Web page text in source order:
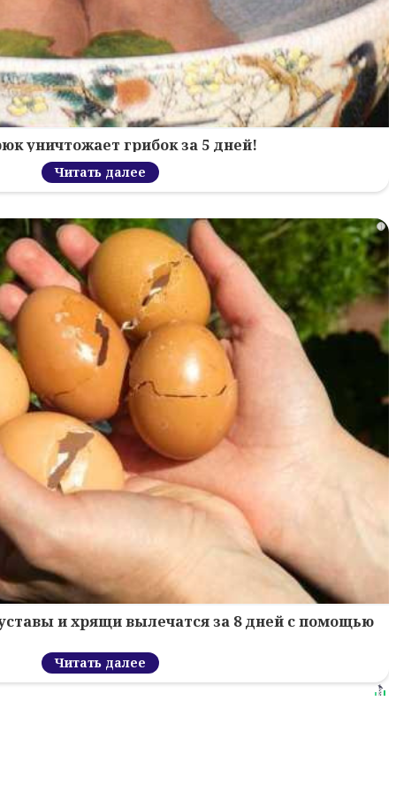
уничтожает грибок за 5 дней!
Читать далее
i
и хрящи вылечатся за 8 дней с помощью
Читать далее